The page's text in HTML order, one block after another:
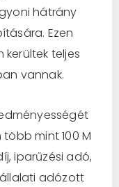
hátrány
Ezen
teljes
vannak.
mint 100 M
iparűzési adó,
adózott